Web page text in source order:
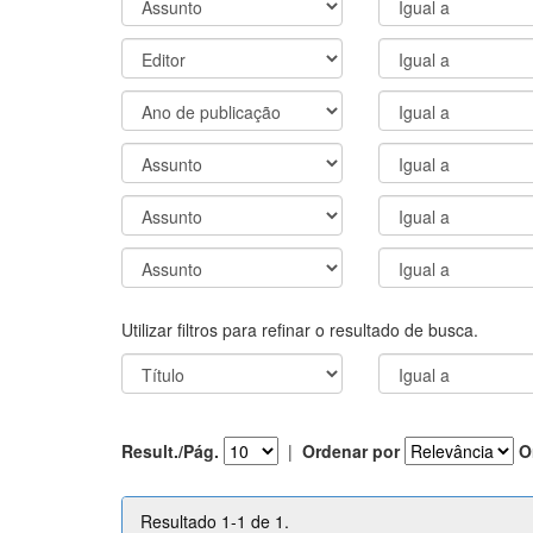
Utilizar filtros para refinar o resultado de busca.
Result./Pág. | Ordenar por
Resultado 1-1 de 1.